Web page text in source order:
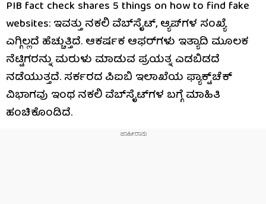
PIB fact check shares 5 things on how to find fake
websites: ಇವತ್ತು ನಕಲಿ ವೆಬ್​ಸೈಟ್, ಆ್ಯಪ್​ಗಳ ಸಂಖ್ಯೆ
ಎಗ್ಗಿಲ್ಲದೆ ಹೆಚ್ಚುತ್ತಿದೆ. ಆಕರ್ಷಕ ಆಫರ್​ಗಳು ಇತ್ಯಾದಿ ಮೂಲಕ
ನೆಟ್ಟಿಗರನ್ನು ಮರುಳು ಮಾಡುವ ಪ್ರಯತ್ನ ಎಡಬಿಡದೆ
ನಡೆಯುತ್ತದೆ. ಸರ್ಕರದ ಪಿಐಬಿ ಇಲಾಖೆಯ ಫ್ಯಾಕ್ಟ್​ಚೆಕ್
ವಿಭಾಗವು ಇಂಥ ನಕಲಿ ವೆಬ್​ಸೈಟ್​ಗಳ ಬಗ್ಗೆ ಮಾಹಿತಿ
ಹಂಚಿಕೊಂಡಿದೆ.